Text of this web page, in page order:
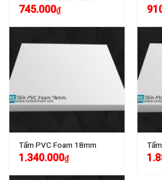
745.000₫
Tấm PVC Foam 18mm
1.340.000₫